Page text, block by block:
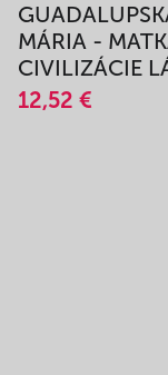
MÁRIA -
CIVILIZÁCIE
12,52 €